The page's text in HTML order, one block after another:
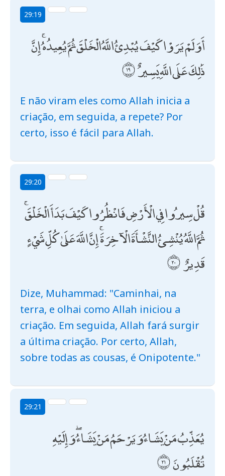
29:19
أَوَلَمْ يَرَوْا كَيْفَ يُبْدِئُ اللَّهُ الْخَلْقَ ثُمَّ يُعِيدُهُ ۚ إِنَّ
ذَٰلِكَ عَلَى اللَّهِ يَسِيرٌ
E não viram eles como Allah inicia a
criação, em seguida, a repete? Por
certo, isso é fácil para Allah.
29:20
قُلْ سِيرُوا فِي الْأَرْضِ فَانْظُرُوا كَيْفَ بَدَأَ الْخَلْقَ ۚ
ثُمَّ اللَّهُ يُنْشِئُ النَّشْأَةَ الْآخِرَةَ ۚ إِنَّ اللَّهَ عَلَىٰ كُلِّ شَيْءٍ
قَدِيرٌ
Dize, Muhammad: "Caminhai, na
terra, e olhai como Allah iniciou a
criação. Em seguida, Allah fará surgir
a última criação. Por certo, Allah,
sobre todas as cousas, é Onipotente."
29:21
يُعَذِّبُ مَنْ يَشَاءُ وَيَرْحَمُ مَنْ يَشَاءُ ۖ وَإِلَيْهِ
تُقْلَبُونَ